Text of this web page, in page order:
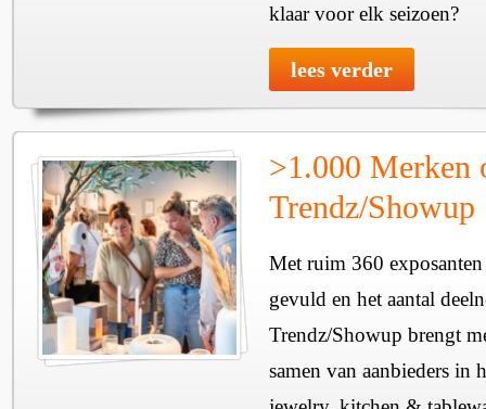
klaar voor elk seizoen?
lees verder
>1.000 Merken
Trendz/Showup
Met ruim 360
gevuld en het aantal
Trendz/Showup brengt
samen van aanbieders in